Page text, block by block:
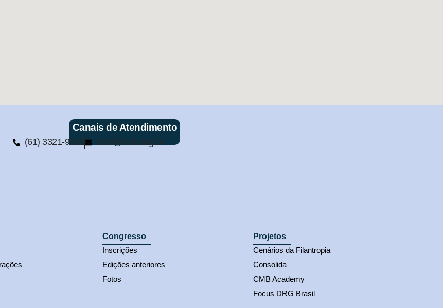
Canais de Atendimento
(61) 3321-9563 cmb@cmb.org.br
Congresso
Inscrições
Edições anteriores
Fotos
Projetos
Cenários da Filantropia
Consolida
CMB Academy
Focus DRG Brasil